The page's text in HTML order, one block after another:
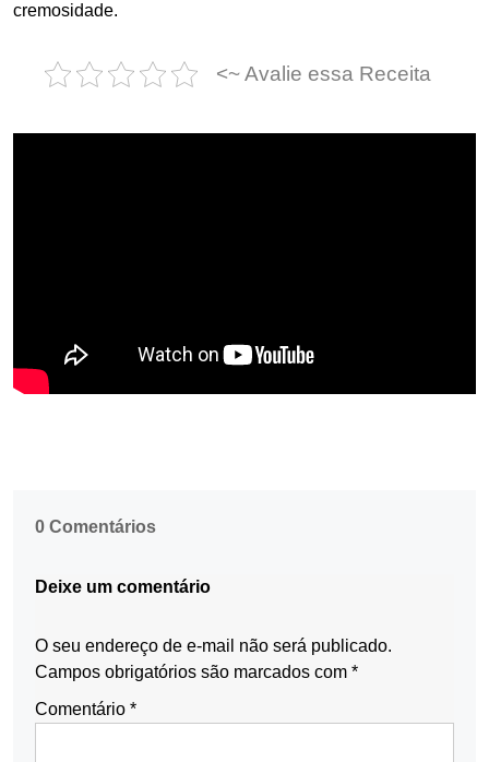
cremosidade.
<~ Avalie essa Receita
0 Comentários
Deixe um comentário
O seu endereço de e-mail não será publicado.
Campos obrigatórios são marcados com *
Comentário *